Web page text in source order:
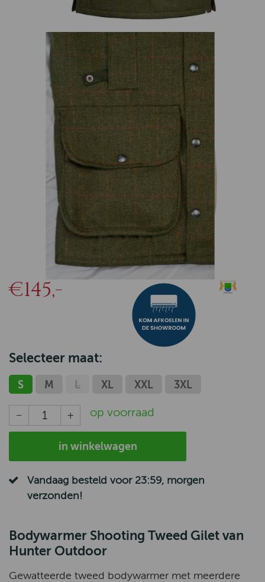
€145,-
Selecteer maat:
S M L XL XXL 3XL
op voorraad
in winkelwagen
Vandaag besteld voor 23:59, morgen
verzonden!
Bodywarmer Shooting Tweed Gilet van
Hunter Outdoor
Gewatteerde tweed bodywarmer met meerdere